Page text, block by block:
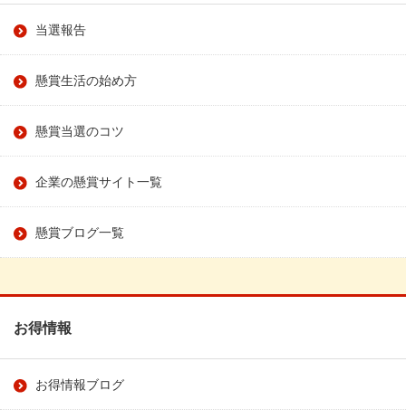
当選報告
懸賞生活の始め方
懸賞当選のコツ
企業の懸賞サイト一覧
懸賞ブログ一覧
お得情報
お得情報ブログ